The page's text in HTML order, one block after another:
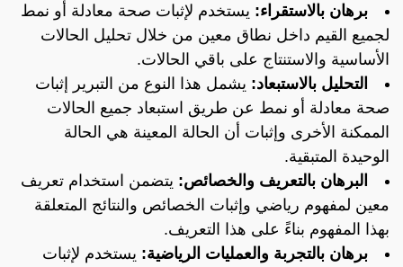
برهان بالاستقراء: يستخدم لإثبات صحة معادلة أو نمط
لجميع القيم داخل نطاق معين من خلال تحليل الحالات
الأساسية والاستنتاج على باقي الحالات.
التحليل بالاستبعاد: يشمل هذا النوع من التبرير إثبات
صحة معادلة أو نمط عن طريق استبعاد جميع الحالات
الممكنة الأخرى وإثبات أن الحالة المعينة هي الحالة
الوحيدة المتبقية.
البرهان بالتعريف والخصائص: يتضمن استخدام تعريف
معين لمفهوم رياضي وإثبات الخصائص والنتائج المتعلقة
بهذا المفهوم بناءً على هذا التعريف.
برهان بالتجربة والعمليات الرياضية: يستخدم لإثبات